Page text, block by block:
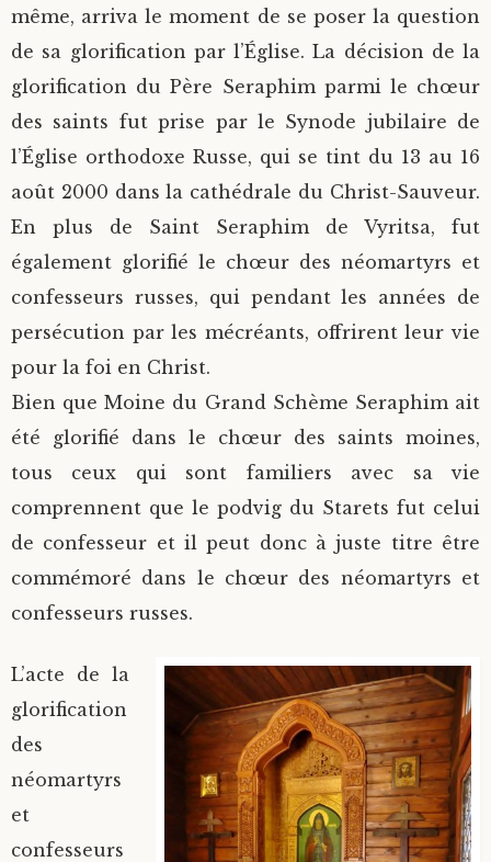
même, arriva le moment de se poser la question
de sa glorification par l’Église. La décision de la
glorification du Père Seraphim parmi le chœur
des saints fut prise par le Synode jubilaire de
l’Église orthodoxe Russe, qui se tint du 13 au 16
août 2000 dans la cathédrale du Christ-Sauveur.
En plus de Saint Seraphim de Vyritsa, fut
également glorifié le chœur des néomartyrs et
confesseurs russes, qui pendant les années de
persécution par les mécréants, offrirent leur vie
pour la foi en Christ.
Bien que Moine du Grand Schème Seraphim ait
été glorifié dans le chœur des saints moines,
tous ceux qui sont familiers avec sa vie
comprennent que le podvig du Starets fut celui
de confesseur et il peut donc à juste titre être
commémoré dans le chœur des néomartyrs et
confesseurs russes.
L’acte de la
glorification
des
néomartyrs
et
confesseurs